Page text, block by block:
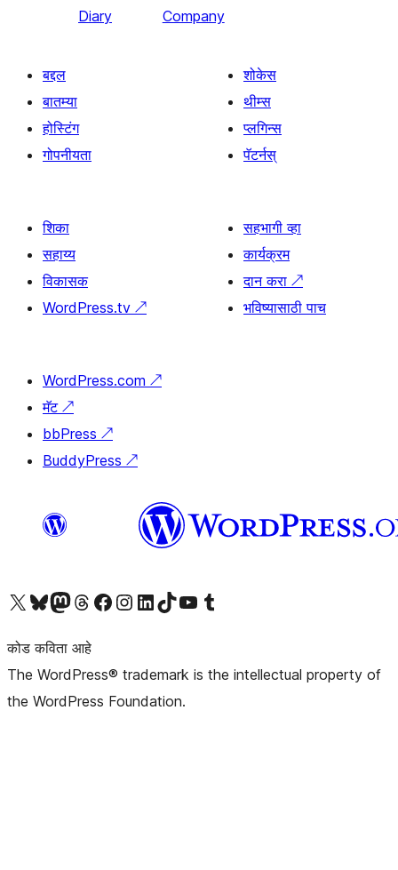
Diary
Company
बद्दल
बातम्या
होस्टिंग
गोपनीयता
शोकेस
थीम्स
प्लगिन्स
पॅटर्नस्
शिका
सहाय्य
विकासक
WordPress.tv ↗
सहभागी व्हा
कार्यक्रम
दान करा ↗
भविष्यासाठी पाच
WordPress.com ↗
मॅट ↗
bbPress ↗
BuddyPress ↗
आमच्या X (एक्स) (पूर्वीचे ट्विटर) खात्याला भेट द्या आमच्या ब्लूस्की खात्याला भेट द्या.आमच्या Mastodon खात्याला भेट द्या.आमच्या थ्रेड्स खात्याला भेट द्या. आमच्या फेसबुक पेजला भेट द्या आमच्या इंस्टाग्राम खात्याला भेट द्या आमच्या लिंक्डइन खात्याला भेट द्या आमच्या टिकटॉक अकाउंटला भेट द्या.आमच्या यूट्यूब चॅनेलला भेट द्या आमच्या टंबलर खात्याला भेट द्या.
कोड कविता आहे
The WordPress® trademark is the intellectual property of
the WordPress Foundation.